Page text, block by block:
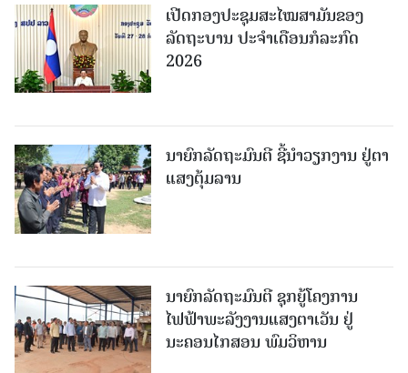
ເປີດກອງປະຊຸມສະໄໝສາມັນຂອງ
ລັດຖະບານ ປະຈໍາເດືອນກໍລະກົດ
2026
ນາຍົກລັດຖະມົນຕີ ຊີ້ນຳວຽກງານ ຢູ່ຕາ
ແສງຕຸ້ມລານ
ນາຍົກລັດຖະມົນຕີ ຊຸກຍູ້ໂຄງການ
ໄຟຟ້າພະລັງງານແສງຕາເວັນ ຢູ່
ນະຄອນໄກສອນ ພົມວິຫານ